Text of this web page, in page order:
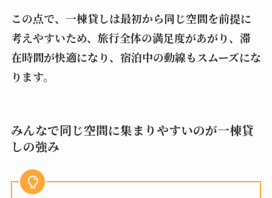
この点で、一棟貸しは最初から同じ空間を前提に
考えやすいため、旅行全体の満足度があがり、滞
在時間が快適になり、宿泊中の動線もスムーズにな
ります。
みんなで同じ空間に集まりやすいのが一棟貸
しの強み